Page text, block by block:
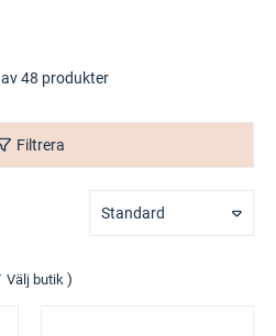
av 48 produkter
Filtrera
Standard
Välj butik )